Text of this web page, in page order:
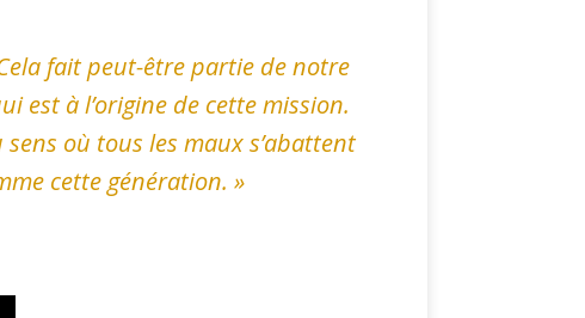
fait peut-être partie de notre
est à l’origine de cette mission.
où tous les maux s’abattent
cette génération. »